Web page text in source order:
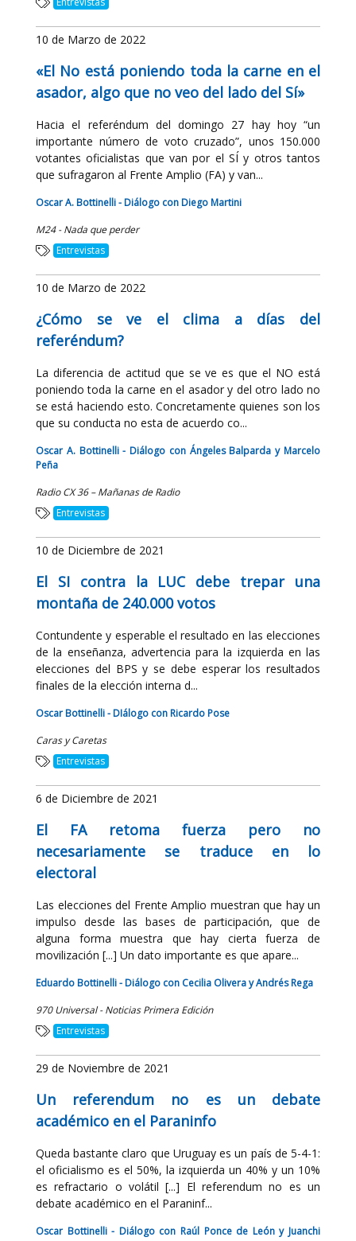
10 de Marzo de 2022
«El No está poniendo toda la carne en el
asador, algo que no veo del lado del Sí»
Hacia el referéndum del domingo 27 hay hoy “un
importante número de voto cruzado”, unos 150.000
votantes oficialistas que van por el SÍ y otros tantos
que sufragaron al Frente Amplio (FA) y van...
Oscar A. Bottinelli - Diálogo con Diego Martini
M24 - Nada que perder
Entrevistas
10 de Marzo de 2022
¿Cómo se ve el clima a días del
referéndum?
La diferencia de actitud que se ve es que el NO está
poniendo toda la carne en el asador y del otro lado no
se está haciendo esto. Concretamente quienes son los
que su conducta no esta de acuerdo co...
Oscar A. Bottinelli - Diálogo con Ángeles Balparda y Marcelo
Peña
Radio CX 36 – Mañanas de Radio
Entrevistas
10 de Diciembre de 2021
El SI contra la LUC debe trepar una
montaña de 240.000 votos
Contundente y esperable el resultado en las elecciones
de la enseñanza, advertencia para la izquierda en las
elecciones del BPS y se debe esperar los resultados
finales de la elección interna d...
Oscar Bottinelli - DIálogo con Ricardo Pose
Caras y Caretas
Entrevistas
6 de Diciembre de 2021
El FA retoma fuerza pero no
necesariamente se traduce en lo
electoral
Las elecciones del Frente Amplio muestran que hay un
impulso desde las bases de participación, que de
alguna forma muestra que hay cierta fuerza de
movilización [...] Un dato importante es que apare...
Eduardo Bottinelli - Diálogo con Cecilia Olivera y Andrés Rega
970 Universal - Noticias Primera Edición
Entrevistas
29 de Noviembre de 2021
Un referendum no es un debate
académico en el Paraninfo
Queda bastante claro que Uruguay es un país de 5-4-1:
el oficialismo es el 50%, la izquierda un 40% y un 10%
es refractario o volátil [...] El referendum no es un
debate académico en el Paraninf...
Oscar Bottinelli - Diálogo con Raúl Ponce de León y Juanchi